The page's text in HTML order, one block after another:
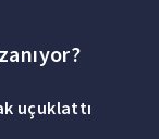
uçuklattı